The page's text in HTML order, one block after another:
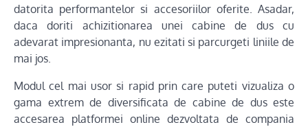
datorita performantelor si accesoriilor oferite. Asadar,
daca doriti achizitionarea unei cabine de dus cu
adevarat impresionanta, nu ezitati si parcurgeti liniile de
mai jos.
Modul cel mai usor si rapid prin care puteti vizualiza o
gama extrem de diversificata de cabine de dus este
accesarea platformei online dezvoltata de compania